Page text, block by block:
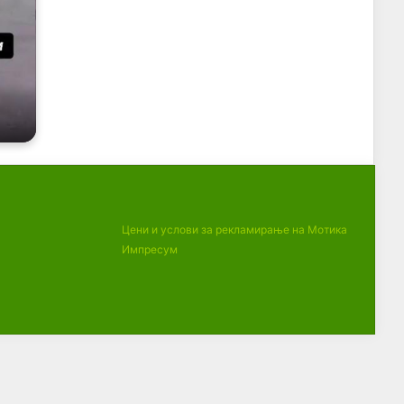
Цени и услови за рекламирање на Мотика
Импресум